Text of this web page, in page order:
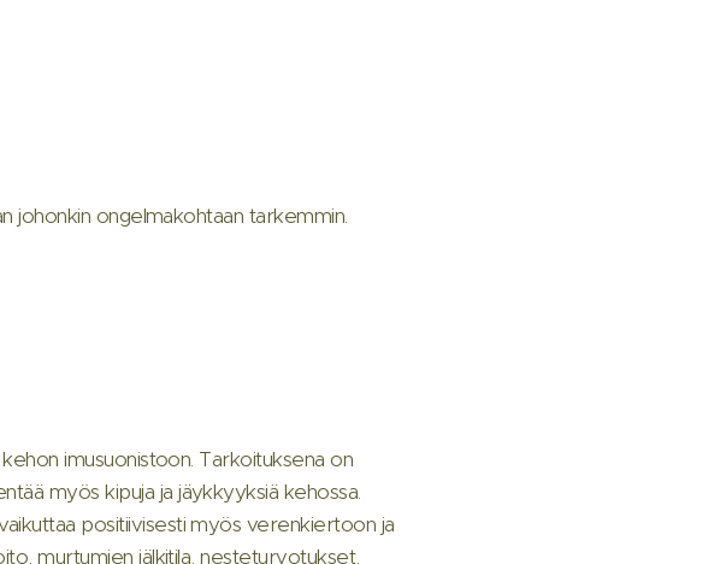
johonkin ongelmakohtaan tarkemmin.
imusuonistoon. Tarkoituksena on
myös kipuja ja jäykkyyksiä kehossa.
positiivisesti myös verenkiertoon ja
murtumien jälkitila, nesteturvotukset,